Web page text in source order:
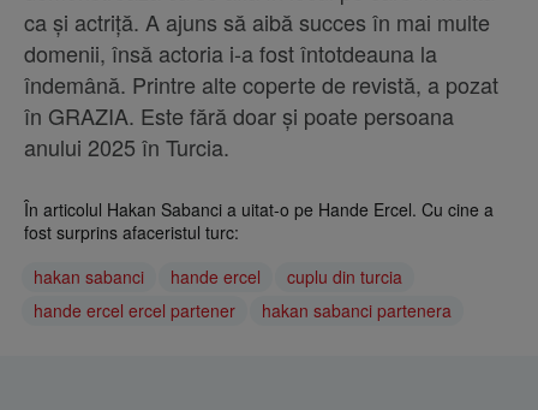
ca și actriță. A ajuns să aibă succes în mai multe
domenii, însă actoria i-a fost întotdeauna la
îndemână. Printre alte coperte de revistă, a pozat
în GRAZIA. Este fără doar și poate persoana
anului 2025 în Turcia.
În articolul Hakan Sabanci a uitat-o pe Hande Ercel. Cu cine a
fost surprins afaceristul turc:
hakan sabanci
hande ercel
cuplu din turcia
hande ercel ercel partener
hakan sabanci partenera